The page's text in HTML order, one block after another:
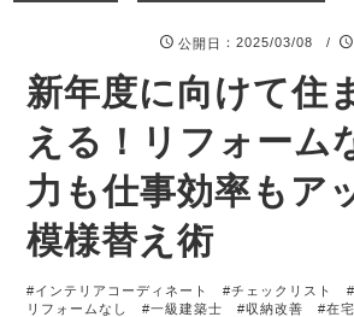
公開日 ：2025/03/08 /
新年度に向けて住
える！リフォーム
力も仕事効率もア
模様替え術
#インテリアコーディネート #チェックリスト
リフォームなし
#一級建築士 #収納改善 #在